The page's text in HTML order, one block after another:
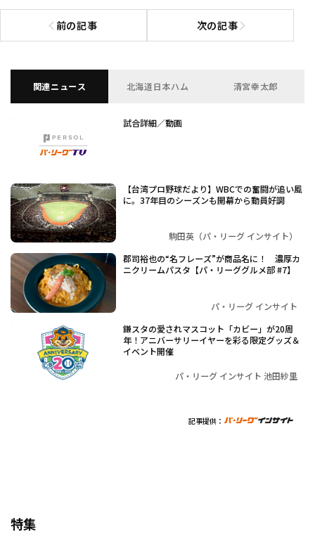
前の記事
前の記事へ 次の記事次の記事へ
関連ニュース 北海道日本ハム 清宮幸太郎
試合詳細／動画
【台湾プロ野球だより】WBCでの奮闘が追い風
に。37年目のシーズンも開幕から動員好調
駒田英（パ・リーグ インサイト）
郡司裕也の“名フレーズ”が商品名に！ 濃厚カ
ニクリームパスタ【パ・リーググルメ部 #7】
パ・リーグ インサイト
鎌スタの愛されマスコット「カビー」が20周
年！アニバーサリーイヤーを彩る限定グッズ＆
イベント開催
パ・リーグ インサイト 池田紗里
記事提供：
特集